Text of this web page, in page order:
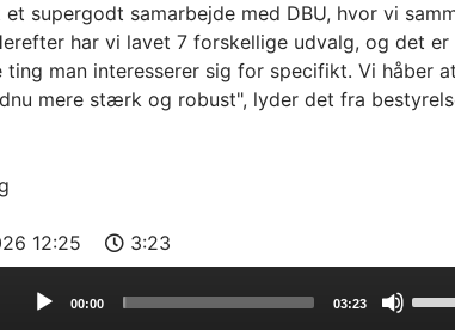
et supergodt samarbejde med DBU, hvor vi
har vi lavet 7 forskellige udvalg, og det
ting man interesserer sig for specifikt. Vi håber
mere stærk og robust", lyder det fra
12:25 3:23
00:00 03:23